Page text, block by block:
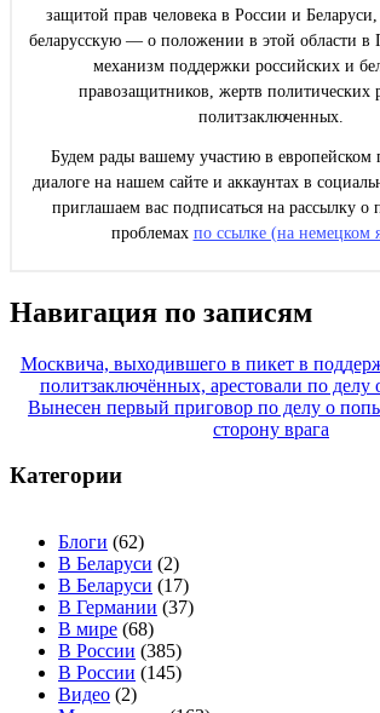
защитой прав человека в России и
беларусскую — о положении в этой области в
механизм поддержки российских и
правозащитников, жертв политических
политзаключенных.
Будем рады вашему участию в европейском
диалоге на нашем сайте и аккаунтах в
приглашаем вас подписаться на рассылку о
проблемах по ссылке (на немецком
Навигация по записям
Москвича, выходившего в пикет в
политзаключённых, арестовали по делу
Вынесен первый приговор по делу о
сторону врага
Категории
Блоги (62)
В Беларуси (2)
В Беларуси (17)
В Германии (37)
В мире (68)
В России (385)
В России (145)
Видео (2)